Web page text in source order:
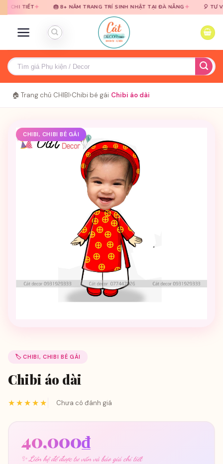
qua
qua
✦ 🎂 8+ NĂM TRANG TRÍ SINH NHẬT TẠI ĐÀ NẴNG✦ 🎈 TƯ VẤN MIỄN
Tìm
kiếm:
🏠 Trang chủ CHIBI›Chibi bé gái Chibi áo dài
CHIBI, CHIBI BÉ GÁI
🏷️ CHIBI, CHIBI BÉ GÁI
Chibi áo dài
★★★★★ Chưa có đánh giá
40,000₫
✨ Liên hệ để được tư vấn và báo giá chi tiết